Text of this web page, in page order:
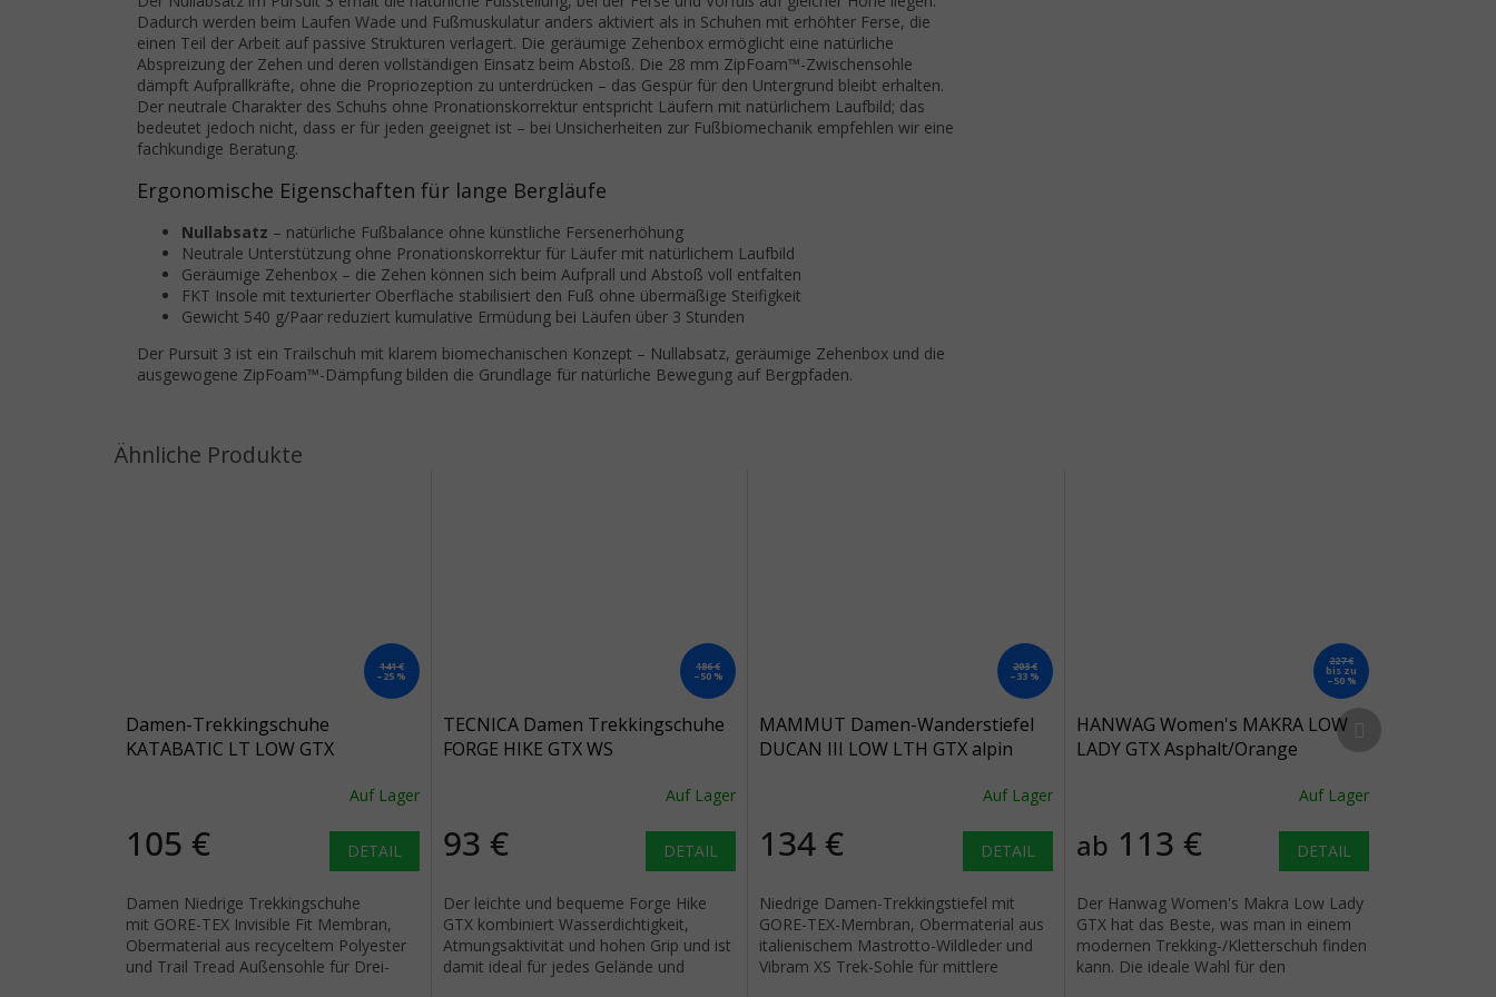
Dadurch werden beim Laufen Wade und Fußmuskulatur anders aktiviert als in Schuhen mit erhöhter Ferse, die
einen Teil der Arbeit auf passive Strukturen verlagert. Die geräumige Zehenbox ermöglicht eine natürliche
Abspreizung der Zehen und deren vollständigen Einsatz beim Abstoß. Die 28 mm ZipFoam™-Zwischensohle
dämpft Aufprallkräfte, ohne die Propriozeption zu unterdrücken – das Gespür für den Untergrund bleibt erhalten.
Der neutrale Charakter des Schuhs ohne Pronationskorrektur entspricht Läufern mit natürlichem Laufbild; das
bedeutet jedoch nicht, dass er für jeden geeignet ist – bei Unsicherheiten zur Fußbiomechanik empfehlen wir eine
fachkundige Beratung.
Ergonomische Eigenschaften für lange Bergläufe
Nullabsatz – natürliche Fußbalance ohne künstliche Fersenerhöhung
Neutrale Unterstützung ohne Pronationskorrektur für Läufer mit natürlichem Laufbild
Geräumige Zehenbox – die Zehen können sich beim Aufprall und Abstoß voll entfalten
FKT Insole mit texturierter Oberfläche stabilisiert den Fuß ohne übermäßige Steifigkeit
Gewicht 540 g/Paar reduziert kumulative Ermüdung bei Läufen über 3 Stunden
Der Pursuit 3 ist ein Trailschuh mit klarem biomechanischen Konzept – Nullabsatz, geräumige Zehenbox und die
ausgewogene ZipFoam™-Dämpfung bilden die Grundlage für natürliche Bewegung auf Bergpfaden.
141 €
–25 %
Damen-Trekkingschuhe
KATABATIC LT LOW GTX
Auf Lager
105 € DETAIL
Damen Niedrige Trekkingschuhe
mit GORE-TEX Invisible Fit Membran,
Obermaterial aus recyceltem Polyester
und Trail Tread Außensohle für Drei-
186 €
–50 %
TECNICA Damen Trekkingschuhe
FORGE HIKE GTX WS
Auf Lager
93 € DETAIL
Der leichte und bequeme Forge Hike
GTX kombiniert Wasserdichtigkeit,
Atmungsaktivität und hohen Grip und ist
damit ideal für jedes Gelände und
203 €
–33 %
MAMMUT Damen-Wanderstiefel
DUCAN III LOW LTH GTX alpin
Auf Lager
134 € DETAIL
Niedrige Damen-Trekkingstiefel mit
GORE-TEX-Membran, Obermaterial aus
italienischem Mastrotto-Wildleder und
Vibram XS Trek-Sohle für mittlere
227 €
bis zu
–50 %
HANWAG Women's MAKRA LOW
LADY GTX Asphalt/Orange
Auf Lager
ab 113 € DETAIL
Der Hanwag Women's Makra Low Lady
GTX hat das Beste, was man in einem
modernen Trekking-/Kletterschuh finden
kann. Die ideale Wahl für den